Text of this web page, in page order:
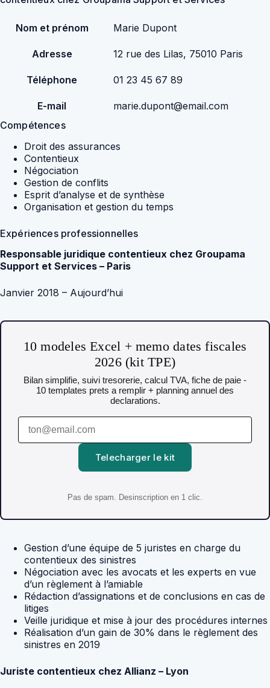
Nom et prénom Marie Dupont
Adresse 12 rue des Lilas, 75010 Paris
Téléphone 01 23 45 67 89
E-mail
marie.dupont@email.com
Compétences
Droit des assurances
Contentieux
Négociation
Gestion de conflits
Esprit d’analyse et de synthèse
Organisation et gestion du temps
Expériences professionnelles
Responsable juridique contentieux chez Groupama
Support et Services – Paris
Janvier 2018 – Aujourd’hui
10 modeles Excel + memo dates fiscales
2026 (kit TPE)
Bilan simplifie, suivi tresorerie, calcul TVA, fiche de paie -
10 templates prets a remplir + planning annuel des
declarations.
Telecharger le kit
Pas de spam. Desinscription en 1 clic.
Gestion d’une équipe de 5 juristes en charge du
contentieux des sinistres
Négociation avec les avocats et les experts en vue
d’un règlement à l’amiable
Rédaction d’assignations et de conclusions en cas de
litiges
Veille juridique et mise à jour des procédures internes
Réalisation d’un gain de 30% dans le règlement des
sinistres en 2019
Juriste contentieux chez Allianz – Lyon